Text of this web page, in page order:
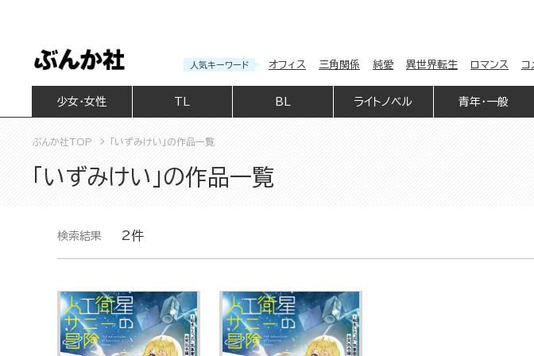
人気キーワード オフィス 三角関係 純愛 異世界転生 ロマンス コ
少女・女性 BL ライトノベル 青年・一般
ぶんか社TOP 「いずみけい」の作品一覧
「いずみけい」の作品一覧
検索結果 2件